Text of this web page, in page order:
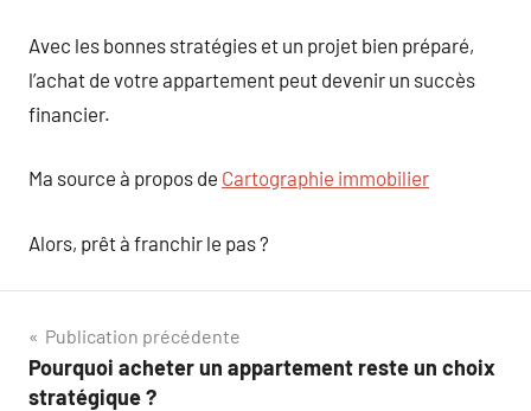
Avec les bonnes stratégies et un projet bien préparé,
l’achat de votre appartement peut devenir un succès
financier.
Ma source à propos de Cartographie immobilier
Alors, prêt à franchir le pas ?
Navigation
de
Publication précédente
Pourquoi acheter un appartement reste un choix
stratégique ?